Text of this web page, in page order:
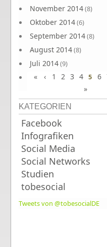
November 2014(8)
Oktober 2014(6)
September 2014(8)
August 2014(8)
Juli 2014(9)
Juni 2014(8)
« ‹ 1 2 3 4 5 6
»
KATEGORIEN
Facebook
Infografiken
Social Media
Social Networks
Studien
tobesocial
Tweets von @tobesocialDE